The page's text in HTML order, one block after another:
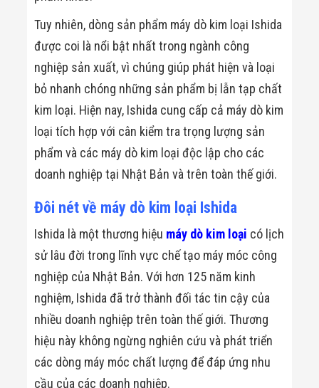
Dự Án Khối Nhà
Máy
Dự Án Kho
Xưởng -
Logistics
Tin Tức
Tin Công Nghệ
Tin Khuyến Mãi
Tin Tuyển Dụng
Liên Hệ
Tuy nhiên, dòng sản phẩm máy dò kim loại Ishida
được coi là nổi bật nhất trong ngành công
nghiệp sản xuất, vì chúng giúp phát hiện và loại
bỏ nhanh chóng những sản phẩm bị lẫn tạp chất
kim loại. Hiện nay, Ishida cung cấp cả máy dò kim
loại tích hợp với cân kiểm tra trọng lượng sản
phẩm và các máy dò kim loại độc lập cho các
doanh nghiệp tại Nhật Bản và trên toàn thế giới.
Đôi nét về máy dò kim loại Ishida
Ishida là một thương hiệu máy dò kim loại có lịch
sử lâu đời trong lĩnh vực chế tạo máy móc công
nghiệp của Nhật Bản. Với hơn 125 năm kinh
nghiệm, Ishida đã trở thành đối tác tin cậy của
nhiều doanh nghiệp trên toàn thế giới. Thương
hiệu này không ngừng nghiên cứu và phát triển
các dòng máy móc chất lượng để đáp ứng nhu
cầu của các doanh nghiệp.